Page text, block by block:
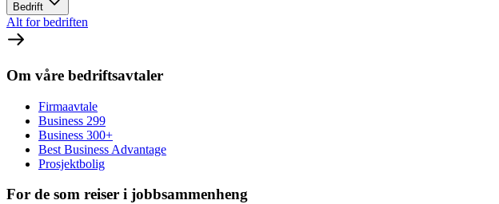
Bedrift
Alt for bedriften
Om våre bedriftsavtaler
Firmaavtale
Business 299
Business 300+
Best Business Advantage
Prosjektbolig
For de som reiser i jobbsammenheng